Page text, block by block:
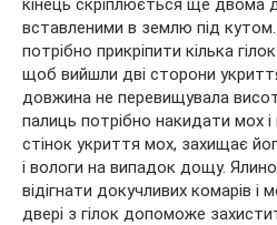
кінець скріплюється ще двома
вставленими в землю під
потрібно прикріпити кілька
щоб вийшли дві сторони
довжина не перевищувала
палиць потрібно накидати мох
стінок укриття мох, захищає
і вологи на випадок дощу.
відігнати докучливих комарів і
двері з гілок допоможе